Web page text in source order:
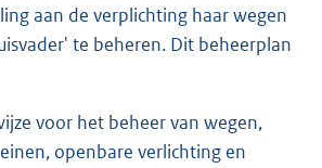
aan de verplichting haar wegen
te beheren. Dit beheerplan
voor het beheer van wegen,
openbare verlichting en